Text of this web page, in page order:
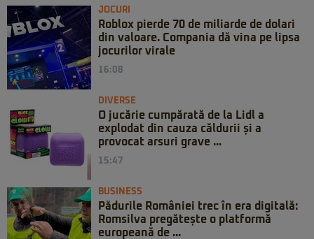
JOCURI
Roblox pierde 70 de miliarde de dolari
din valoare. Compania dă vina pe lipsa
jocurilor virale
16:08
DIVERSE
O jucărie cumpărată de la Lidl a
explodat din cauza căldurii și a
provocat arsuri grave ...
15:47
BUSINESS
Pădurile României trec în era digitală:
Romsilva pregătește o platformă
europeană de ...